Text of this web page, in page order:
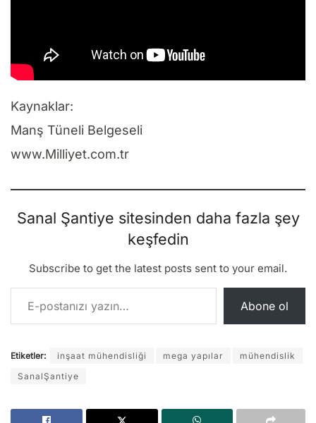
Kaynaklar:
Manş Tüneli Belgeseli
www.Milliyet.com.tr
Sanal Şantiye sitesinden daha fazla şey
keşfedin
Subscribe to get the latest posts sent to your email.
E-postanızı yazın…
Abone ol
Etiketler: inşaat mühendisliği mega yapılar
mühendislik
SanalŞantiye